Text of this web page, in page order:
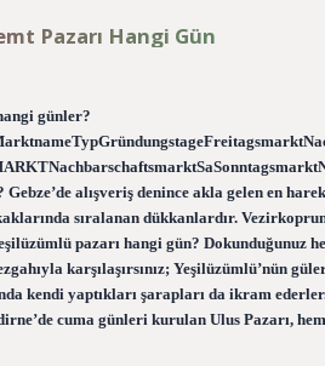
Pazarı Hangi Gün
günler?
Gebze’de alışveriş denince akla gelen en
sıralanan dükkanlardır.
pazarı hangi gün? Dokunduğunuz
karşılaşırsınız; Yeşilüzümlü’nün
kendi yaptıkları şarapları da ikram
cuma günleri kurulan Ulus Pazarı,